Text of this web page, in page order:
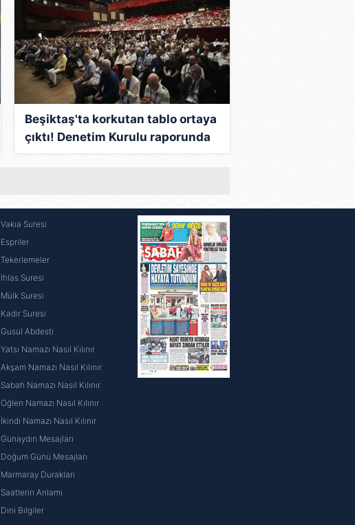
Beşiktaş'ta korkutan tablo ortaya
çıktı! Denetim Kurulu raporunda
şok rakamlar...
Vakıa Suresi
Espriler
Tekerlemeler
İhlas Suresi
Mülk Suresi
Kadir Suresi
Gusül Abdesti
Yatsı Namazı Nasıl Kılınır
Akşam Namazı Nasıl Kılınır
Sabah Namazı Nasıl Kılınır
Öğlen Namazı Nasıl Kılınır
İkindi Namazı Nasıl Kılınır
Günaydın Mesajları
Doğum Günü Mesajları
Marmaray Durakları
Saatlerin Anlamı
Dini Bilgiler